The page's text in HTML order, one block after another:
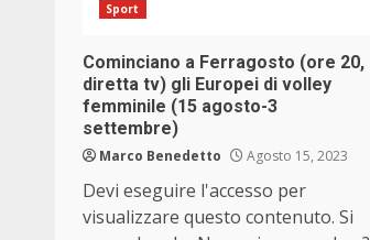
Sport
Cominciano a Ferragosto (ore 20,
diretta tv) gli Europei di volley
femminile (15 agosto-3
settembre)
Marco Benedetto Agosto 15, 2023
Devi eseguire l'accesso per
visualizzare questo contenuto. Si